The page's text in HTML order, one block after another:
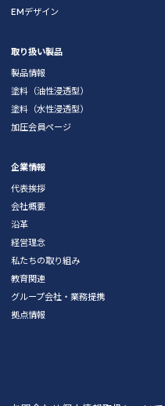
EMデザイン
取り扱い製品
製品情報
塗料（油性浸透型）
塗料（水性浸透型）
加圧会員ページ
企業情報
代表挨拶
会社概要
沿革
経営理念
私たちの取り組み
教育関連
グループ会社・業務提携
拠点情報